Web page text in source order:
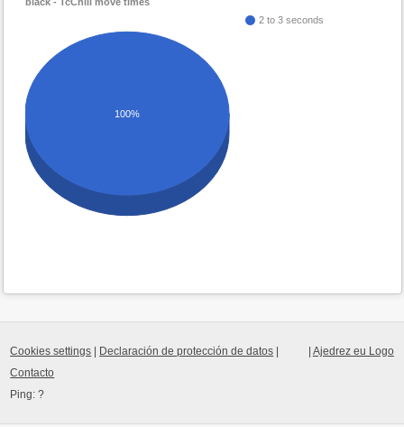
2 to 3 seconds
100%
Ajedrez eu Logo
Cookies settings Declaración de protección de datos
Contacto
Ping:?